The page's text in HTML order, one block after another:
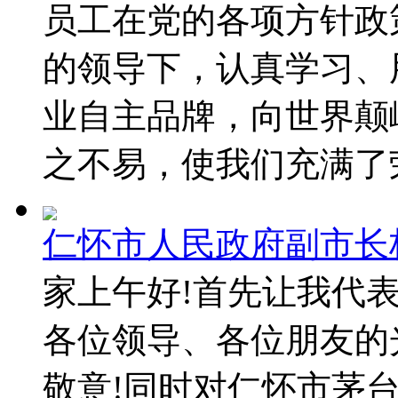
员工在党的各项方针
的领导下，认真学习
业自主品牌，向世界
之不易，使我们充满
仁怀市人民政府副市
家上午好!首先让我代
各位领导、各位朋友
敬意!同时对仁怀市茅